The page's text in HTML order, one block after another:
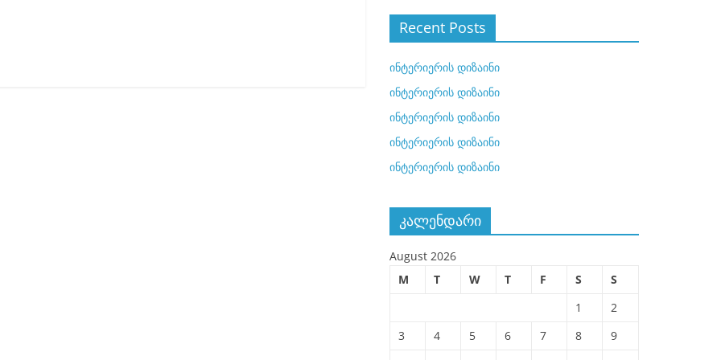
Recent Posts
ინტერიერის დიზაინი
ინტერიერის დიზაინი
ინტერიერის დიზაინი
ინტერიერის დიზაინი
ინტერიერის დიზაინი
კალენდარი
August 2026
M
T W T F S
S
1
2
3
4 5 6 7 8
9